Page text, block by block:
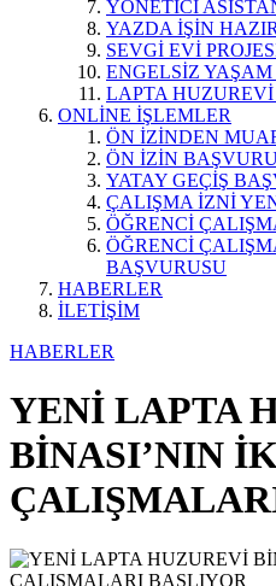
YÖNETİCİ
YAZDA İŞİN
SEVGİ EVİ
ENGELSİZ YAŞAM
LAPTA HUZUREVİ
ONLİNE İŞLEMLER
ÖN İZİNDEN
ÖN İZİN
YATAY GEÇİŞ
ÇALIŞMA İZNİ
ÖĞRENCİ
ÖĞRENCİ
BAŞVURUSU
HABERLER
İLETİŞİM
HABERLER
YENİ LAPTA
BİNASI’NIN